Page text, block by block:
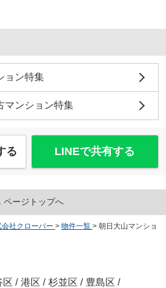
ョン特集
マンション特集
る LINEで共有する
ページトップへ
社クローバー > 物件一覧 > 朝日大山マンショ
区 / 港区 / 杉並区 / 豊島区 /